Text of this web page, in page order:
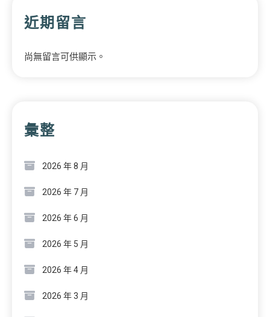
近期留言
尚無留言可供顯示。
彙整
2026 年 8 月
2026 年 7 月
2026 年 6 月
2026 年 5 月
2026 年 4 月
2026 年 3 月